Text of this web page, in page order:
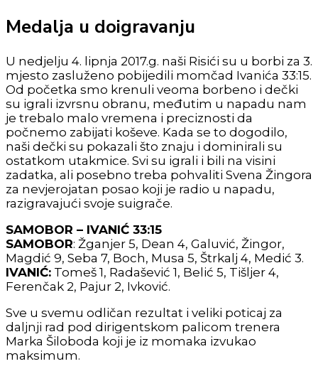
Medalja u doigravanju
U nedjelju 4. lipnja 2017.g. naši Risići su u borbi za 3.
mjesto zasluženo pobijedili momčad Ivanića 33:15.
Od početka smo krenuli veoma borbeno i dečki
su igrali izvrsnu obranu, međutim u napadu nam
je trebalo malo vremena i preciznosti da
počnemo zabijati koševe. Kada se to dogodilo,
naši dečki su pokazali što znaju i dominirali su
ostatkom utakmice. Svi su igrali i bili na visini
zadatka, ali posebno treba pohvaliti Svena Žingora
za nevjerojatan posao koji je radio u napadu,
razigravajući svoje suigrače.
SAMOBOR – IVANIĆ 33:15
SAMOBOR: Žganjer 5, Dean 4, Galuvić, Žingor,
Magdić 9, Seba 7, Boch, Musa 5, Štrkalj 4, Medić 3.
IVANIĆ: Tomeš 1, Radašević 1, Belić 5, Tišljer 4,
Ferenčak 2, Pajur 2, Ivković.
Sve u svemu odličan rezultat i veliki poticaj za
daljnji rad pod dirigentskom palicom trenera
Marka Šiloboda koji je iz momaka izvukao
maksimum.